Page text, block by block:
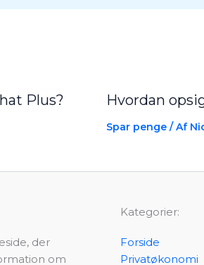
Plus? Hvordan
Spar penge/ Af
der
om
Kategorier:
Forside
Privatøkonomi